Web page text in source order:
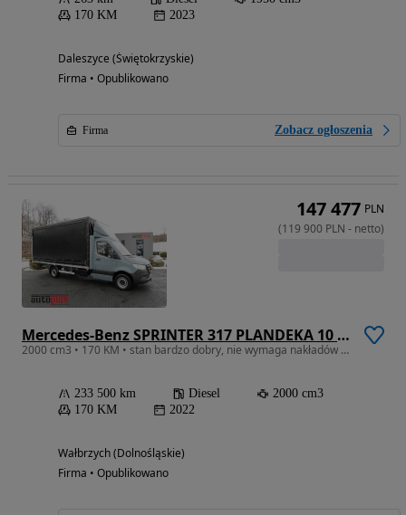
170 KM
2023
Daleszyce (Świętokrzyskie)
Firma • Opublikowano
Firma Zobacz ogłoszenia
Mercedes-Benz SPRINTER 317 PLANDEKA 10 PALET TEMPOMAT KLIMATYZACJA 170KM
2000 cm3 • 170 KM • stan bardzo dobry, nie wymaga nakładów finansowcyh, dostępny od ręki
233 500 km Diesel
2000 cm3
170 KM
2022
Wałbrzych (Dolnośląskie)
Firma • Opublikowano
147 477 PLN
(119 900 PLN - netto)